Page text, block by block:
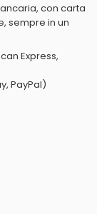
con carta
sempre in un
Express,
PayPal)